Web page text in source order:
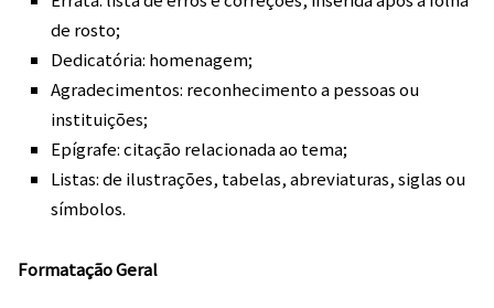
de rosto;
Dedicatória: homenagem;
Agradecimentos: reconhecimento a pessoas ou
instituições;
Epígrafe: citação relacionada ao tema;
Listas: de ilustrações, tabelas, abreviaturas, siglas ou
símbolos.
Formatação Geral